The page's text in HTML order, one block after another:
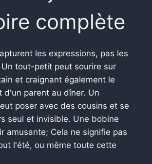
complète
les expressions, pas les
Un tout-petit peut sourire sur
et craignant également le
d'un parent au dîner. Un
poser avec des cousins ​​et se
seul et invisible. Une bobine
amusante; Cela ne signifie pas
l'été, ou même toute cette